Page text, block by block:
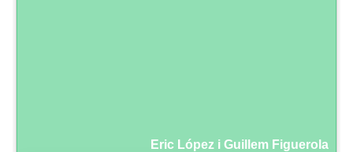
Eric López i Guillem Figuerola